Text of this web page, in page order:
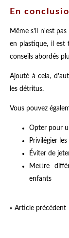
En
Même s'il n'est
en plastique, il est
conseils abordés
Ajouté à cela,
les détritus.
Vous pouvez
Opter pour
Privilégier
Éviter de
Mettre
enfants
« Article précédent